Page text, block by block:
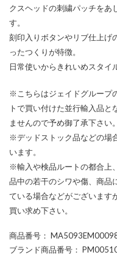
クスヘッドの刺繍パッチをあ
す。
刻印入りボタンやリブ仕上げ
ったつくりが特徴。
日常使いからきれいめスタイ
※こちらはジェイドグループ
トで買い付けた並行輸入品
ませんので予め御了承下さい。
※デッドストック品などの場
います。
※輸入や検品ルートの都合上
品中の若干のシワや傷、商品
ている場合などがございます
買い求め下さい。
商品番号 ：
ブランド商品番号 ：